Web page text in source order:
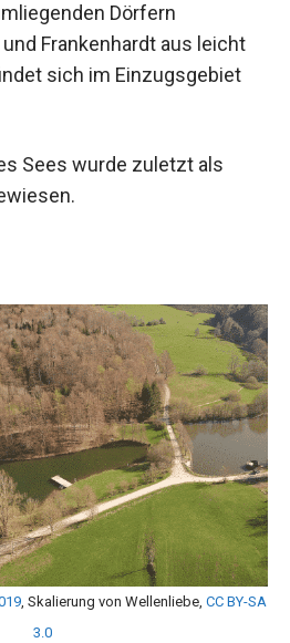
Dörfern
Frankenhardt aus leicht
sich im Einzugsgebiet
Sees wurde zuletzt als
, Skalierung von Wellenliebe, CC BY-SA
3.0